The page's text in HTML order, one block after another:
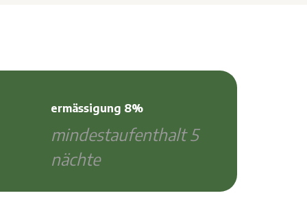
ermässigung 8%
mindestaufenthalt 5
nächte